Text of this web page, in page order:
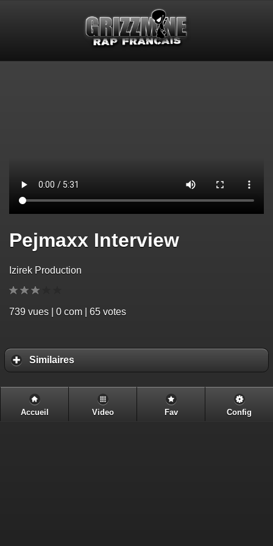
Pejmaxx Interview
Izirek Production
739 vues | 0 com | 65 votes
Similaires
Accueil Video Fav Config